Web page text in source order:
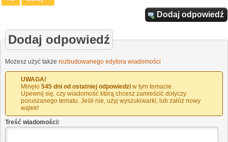
Dodaj odpowiedź
Dodaj odpowiedź
Możesz użyć także rozbudowanego edytora wiadomości
UWAGA!
Minęło 545 dni od ostatniej odpowiedzi w tym temacie.
Upewnij się, czy wiadomość którą chcesz zamieścić dotyczy
poruszanego tematu. Jeśli nie, użyj wyszukiwarki, lub załóż nowy
wątek!
Treść wiadomości: